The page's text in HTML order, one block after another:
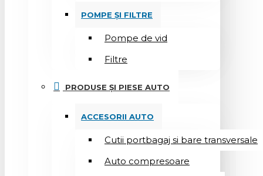
POMPE ȘI FILTRE
Pompe de vid
Filtre
PRODUSE ȘI PIESE AUTO
ACCESORII AUTO
Cutii portbagaj si bare transversale
Auto compresoare